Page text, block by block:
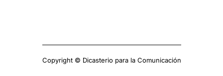
Copyright © Dicasterio para la Comunicación